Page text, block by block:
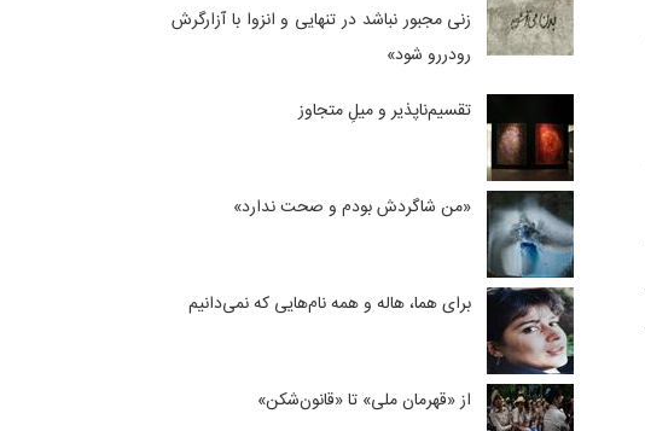
زنی مجبور نباشد در تنهایی و انزوا با آزارگرش
رودررو شود»
تقسیم‌ناپذیر و میلِ متجاوز
«من شاگردش بودم و صحت ندارد»
برای هما، هاله و همه نام‌هایی که نمی‌دانیم
از «قهرمان ملی» تا «قانون‌شکن»